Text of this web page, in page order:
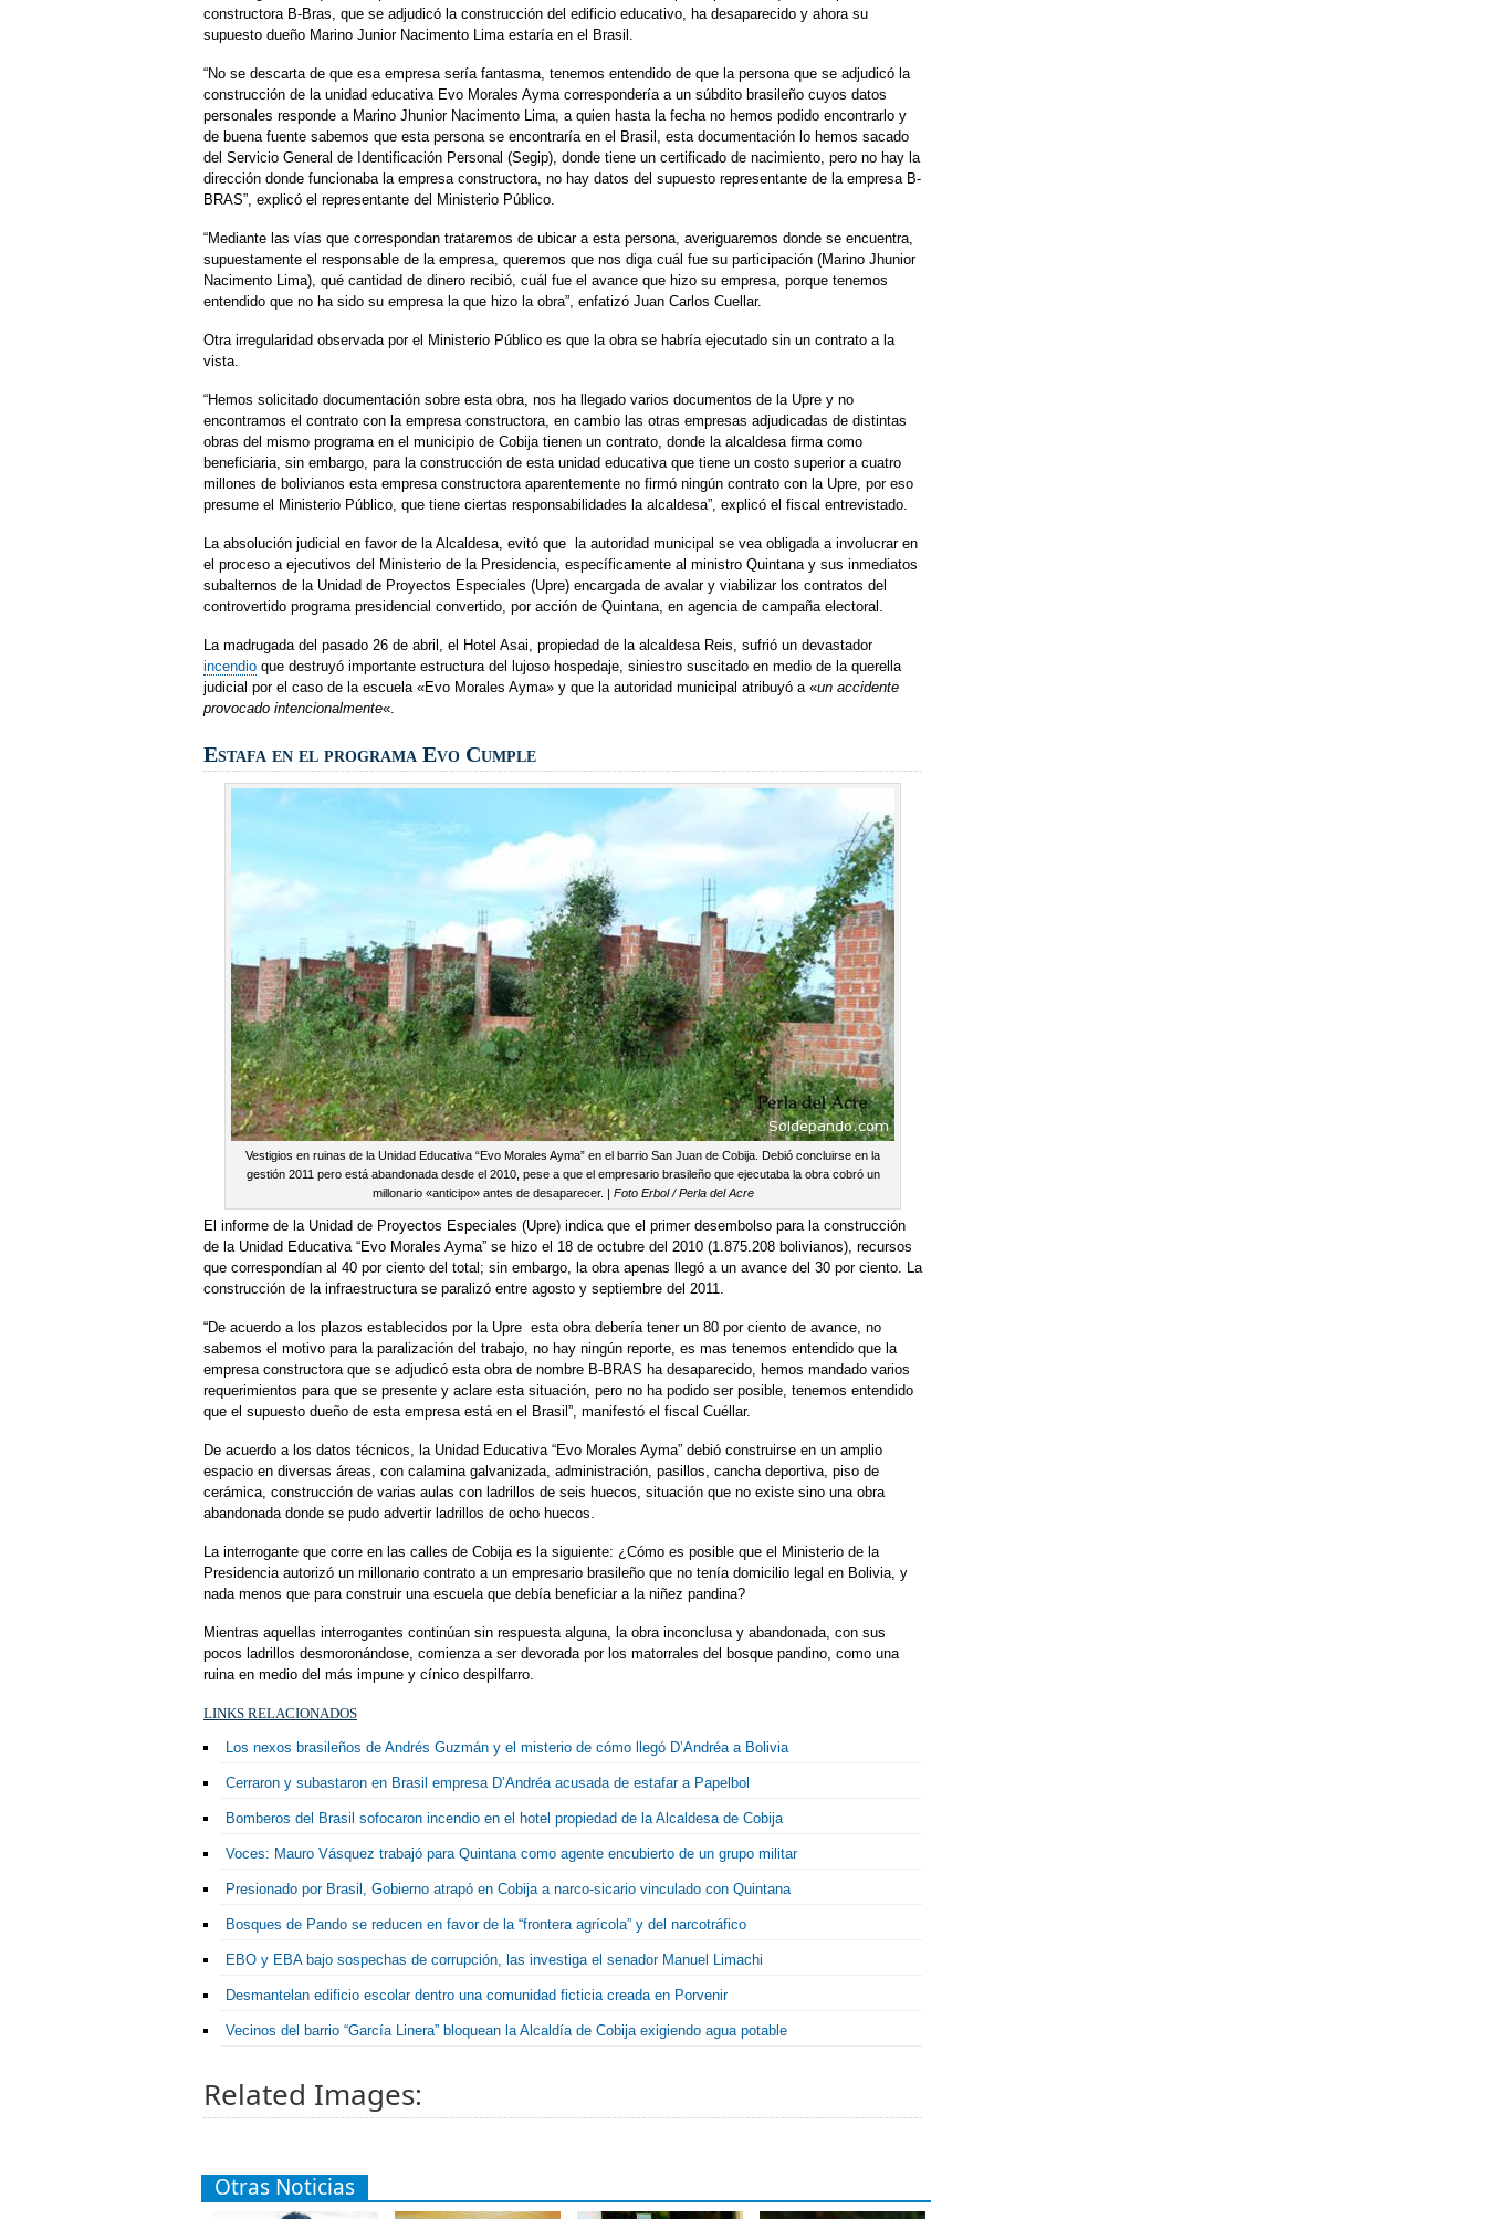
constructora B-Bras, que se adjudicó la construcción del edificio educativo, ha desaparecido y ahora su
supuesto dueño Marino Junior Nacimento Lima estaría en el Brasil.
“No se descarta de que esa empresa sería fantasma, tenemos entendido de que la persona que se adjudicó la
construcción de la unidad educativa Evo Morales Ayma correspondería a un súbdito brasileño cuyos datos
personales responde a Marino Jhunior Nacimento Lima, a quien hasta la fecha no hemos podido encontrarlo y
de buena fuente sabemos que esta persona se encontraría en el Brasil, esta documentación lo hemos sacado
del Servicio General de Identificación Personal (Segip), donde tiene un certificado de nacimiento, pero no hay la
dirección donde funcionaba la empresa constructora, no hay datos del supuesto representante de la empresa B-
BRAS”, explicó el representante del Ministerio Público.
“Mediante las vías que correspondan trataremos de ubicar a esta persona, averiguaremos donde se encuentra,
supuestamente el responsable de la empresa, queremos que nos diga cuál fue su participación (Marino Jhunior
Nacimento Lima), qué cantidad de dinero recibió, cuál fue el avance que hizo su empresa, porque tenemos
entendido que no ha sido su empresa la que hizo la obra”, enfatizó Juan Carlos Cuellar.
Otra irregularidad observada por el Ministerio Público es que la obra se habría ejecutado sin un contrato a la
vista.
“Hemos solicitado documentación sobre esta obra, nos ha llegado varios documentos de la Upre y no
encontramos el contrato con la empresa constructora, en cambio las otras empresas adjudicadas de distintas
obras del mismo programa en el municipio de Cobija tienen un contrato, donde la alcaldesa firma como
beneficiaria, sin embargo, para la construcción de esta unidad educativa que tiene un costo superior a cuatro
millones de bolivianos esta empresa constructora aparentemente no firmó ningún contrato con la Upre, por eso
presume el Ministerio Público, que tiene ciertas responsabilidades la alcaldesa”, explicó el fiscal entrevistado.
La absolución judicial en favor de la Alcaldesa, evitó que la autoridad municipal se vea obligada a involucrar en
el proceso a ejecutivos del Ministerio de la Presidencia, específicamente al ministro Quintana y sus inmediatos
subalternos de la Unidad de Proyectos Especiales (Upre) encargada de avalar y viabilizar los contratos del
controvertido programa presidencial convertido, por acción de Quintana, en agencia de campaña electoral.
La madrugada del pasado 26 de abril, el Hotel Asai, propiedad de la alcaldesa Reis, sufrió un devastador
incendio que destruyó importante estructura del lujoso hospedaje, siniestro suscitado en medio de la querella
judicial por el caso de la escuela «Evo Morales Ayma» y que la autoridad municipal atribuyó a «un accidente
provocado intencionalmente«.
Estafa en el programa Evo Cumple
Vestigios en ruinas de la Unidad Educativa “Evo Morales Ayma” en el barrio San Juan de Cobija. Debió concluirse en la
gestión 2011 pero está abandonada desde el 2010, pese a que el empresario brasileño que ejecutaba la obra cobró un
millonario «anticipo» antes de desaparecer. | Foto Erbol / Perla del Acre
El informe de la Unidad de Proyectos Especiales (Upre) indica que el primer desembolso para la construcción
de la Unidad Educativa “Evo Morales Ayma” se hizo el 18 de octubre del 2010 (1.875.208 bolivianos), recursos
que correspondían al 40 por ciento del total; sin embargo, la obra apenas llegó a un avance del 30 por ciento. La
construcción de la infraestructura se paralizó entre agosto y septiembre del 2011.
“De acuerdo a los plazos establecidos por la Upre esta obra debería tener un 80 por ciento de avance, no
sabemos el motivo para la paralización del trabajo, no hay ningún reporte, es mas tenemos entendido que la
empresa constructora que se adjudicó esta obra de nombre B-BRAS ha desaparecido, hemos mandado varios
requerimientos para que se presente y aclare esta situación, pero no ha podido ser posible, tenemos entendido
que el supuesto dueño de esta empresa está en el Brasil”, manifestó el fiscal Cuéllar.
De acuerdo a los datos técnicos, la Unidad Educativa “Evo Morales Ayma” debió construirse en un amplio
espacio en diversas áreas, con calamina galvanizada, administración, pasillos, cancha deportiva, piso de
cerámica, construcción de varias aulas con ladrillos de seis huecos, situación que no existe sino una obra
abandonada donde se pudo advertir ladrillos de ocho huecos.
La interrogante que corre en las calles de Cobija es la siguiente: ¿Cómo es posible que el Ministerio de la
Presidencia autorizó un millonario contrato a un empresario brasileño que no tenía domicilio legal en Bolivia, y
nada menos que para construir una escuela que debía beneficiar a la niñez pandina?
Mientras aquellas interrogantes continúan sin respuesta alguna, la obra inconclusa y abandonada, con sus
pocos ladrillos desmoronándose, comienza a ser devorada por los matorrales del bosque pandino, como una
ruina en medio del más impune y cínico despilfarro.
LINKS RELACIONADOS
Los nexos brasileños de Andrés Guzmán y el misterio de cómo llegó D’Andréa a Bolivia
Cerraron y subastaron en Brasil empresa D’Andréa acusada de estafar a Papelbol
Bomberos del Brasil sofocaron incendio en el hotel propiedad de la Alcaldesa de Cobija
Voces: Mauro Vásquez trabajó para Quintana como agente encubierto de un grupo militar
Presionado por Brasil, Gobierno atrapó en Cobija a narco-sicario vinculado con Quintana
Bosques de Pando se reducen en favor de la “frontera agrícola” y del narcotráfico
EBO y EBA bajo sospechas de corrupción, las investiga el senador Manuel Limachi
Desmantelan edificio escolar dentro una comunidad ficticia creada en Porvenir
Vecinos del barrio “García Linera” bloquean la Alcaldía de Cobija exigiendo agua potable
Related Images:
Otras Noticias